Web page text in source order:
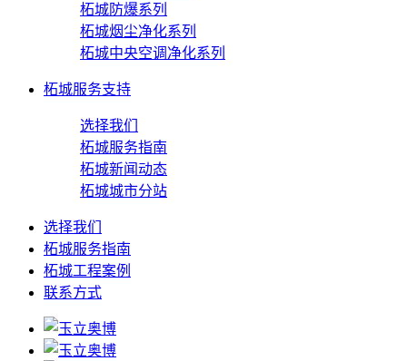
柘城防爆系列
柘城烟尘净化系列
柘城中央空调净化系列
柘城服务支持
选择我们
柘城服务指南
柘城新闻动态
柘城城市分站
选择我们
柘城服务指南
柘城工程案例
联系方式